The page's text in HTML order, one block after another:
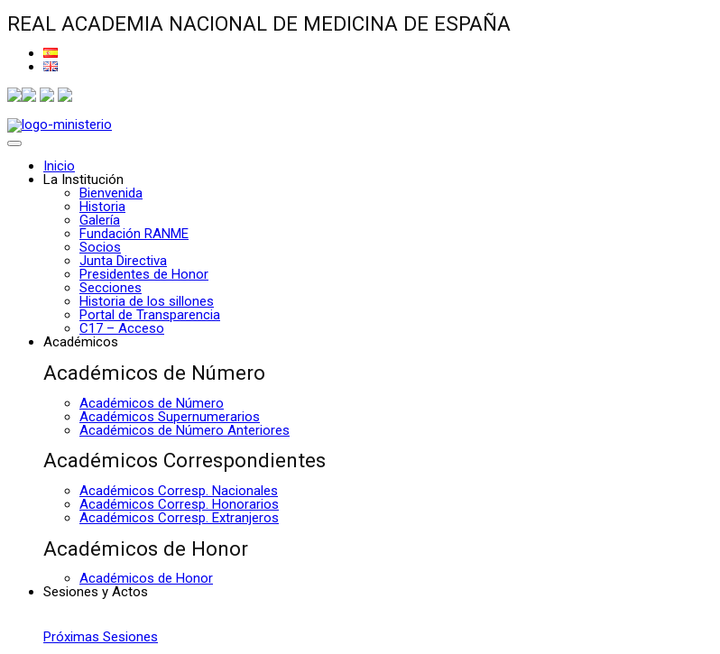
REAL ACADEMIA NACIONAL DE MEDICINA DE ESPAÑA
Inicio
La Institución
Bienvenida
Historia
Galería
Fundación RANME
Socios
Junta Directiva
Presidentes de Honor
Secciones
Historia de los sillones
Portal de Transparencia
C17 – Acceso
Académicos
Académicos de Número
Académicos de Número
Académicos Supernumerarios
Académicos de Número Anteriores
Académicos Correspondientes
Académicos Corresp. Nacionales
Académicos Corresp. Honorarios
Académicos Corresp. Extranjeros
Académicos de Honor
Académicos de Honor
Sesiones y Actos
Próximas Sesiones